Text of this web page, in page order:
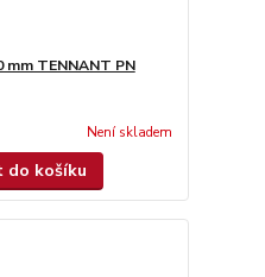
mm TENNANT PN
Není skladem
do košíku